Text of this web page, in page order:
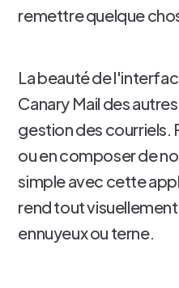
remettre quelque
La beauté de
Canary Mail des
gestion des courriels.
ou en composer de
simple avec cette
rend tout
ennuyeux ou terne.